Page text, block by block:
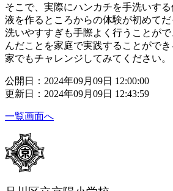
そこで、実際にハンカチを手洗いす
液を作るところからの体験が初めてだ
洗いやすすぎも手際よく行うことが
んだことを家庭で実践することができ
家でもチャレンジしてみてください。
公開日：2024年09月09日 12:00:00
更新日：2024年09月09日 12:43:59
一覧画面へ